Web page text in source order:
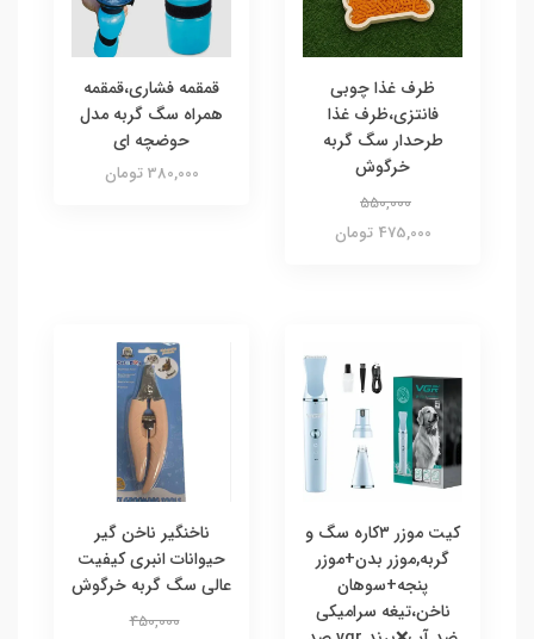
ظرف غذا چوبی
فانتزی،ظرف غذا
طرحدار سگ گربه
خرگوش
550,000
475,000 تومان
قمقمه فشاری،قمقمه
همراه سگ گربه مدل
حوضچه ای
380,000 تومان
کیت موزر ۳کاره سگ و
گربه,موزر بدن+موزر
پنجه+سوهان
ناخن،تیغه سرامیکی
ناخنگیر ناخن گیر
حیوانات انبری کیفیت
عالی سگ گربه خرگوش
450,000